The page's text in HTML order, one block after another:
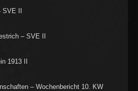
II
– SVE II
1913 II
– Wochenbericht 10. KW